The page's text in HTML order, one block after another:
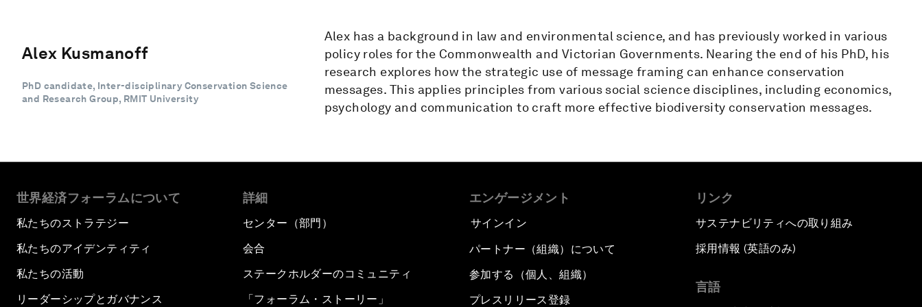
Alex Kusmanoff
PhD candidate, Inter-disciplinary Conservation Science
and Research Group, RMIT University
Alex has a background in law and environmental science, and has previously worked in various
policy roles for the Commonwealth and Victorian Governments. Nearing the end of his PhD, his
research explores how the strategic use of message framing can enhance conservation
messages. This applies principles from various social science disciplines, including economics,
psychology and communication to craft more effective biodiversity conservation messages.
世界経済フォーラムについて
私たちのストラテジー
私たちのアイデンティティ
私たちの活動
リーダーシップとガバナンス
詳細
センター（部門）
会合
ステークホルダーのコミュニティ
「フォーラム・ストーリー」
エンゲージメント
サインイン
パートナー（組織）について
参加する（個人、組織）
プレスリリース登録
リンク
サステナビリティへの取り組み
採用情報 (英語のみ)
言語